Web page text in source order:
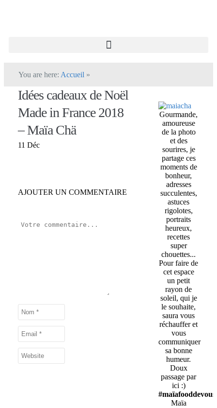
You are here: Accueil »
Idées cadeaux de Noël
Made in France 2018
– Maïa Chä
11 Déc
AJOUTER UN COMMENTAIRE
Gourmande,
amoureuse
de la photo
et des
sourires, je
partage ces
moments de
bonheur,
adresses
succulentes,
astuces
rigolotes,
portraits
heureux,
recettes
super
chouettes...
Pour faire de
cet espace
un petit
rayon de
soleil, qui je
le souhaite,
saura vous
réchauffer et
vous
communiquer
sa bonne
humeur.
Doux
passage par
ici :)
#maïafooddevous
Maïa